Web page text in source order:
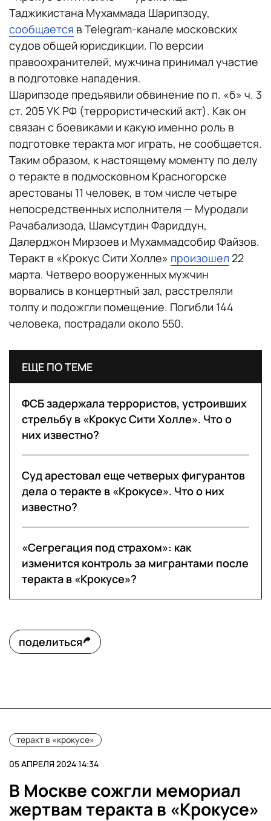
Таджикистана Мухаммада Шарипзоду,
сообщается в Telegram-канале московских
судов общей юрисдикции. По версии
правоохранителей, мужчина принимал участие
в подготовке нападения.
Шарипзоде предъявили обвинение по п. «б» ч. 3
ст. 205 УК РФ (террористический акт). Как он
связан с боевиками и какую именно роль в
подготовке теракта мог играть, не сообщается.
Таким образом, к настоящему моменту по делу
о теракте в подмосковном Красногорске
арестованы 11 человек, в том числе четыре
непосредственных исполнителя — Муродали
Рачабализода, Шамсутдин Фариддун,
Далерджон Мирзоев и Мухаммадсобир Файзов.
Теракт в «Крокус Сити Холле» произошел 22
марта. Четверо вооруженных мужчин
ворвались в концертный зал, расстреляли
толпу и подожгли помещение. Погибли 144
человека, пострадали около 550.
ЕЩЕ ПО ТЕМЕ
ФСБ задержала террористов, устроивших
стрельбу в «Крокус Сити Холле». Что о
них известно?
Суд арестовал еще четверых фигурантов
дела о теракте в «Крокусе». Что о них
известно?
«Сегрегация под страхом»: как
изменится контроль за мигрантами после
теракта в «Крокусе»?
поделиться
теракт в «крокусе»
05 АПРЕЛЯ 2024 14:34
В Москве сожгли мемориал
жертвам теракта в «Крокусе»